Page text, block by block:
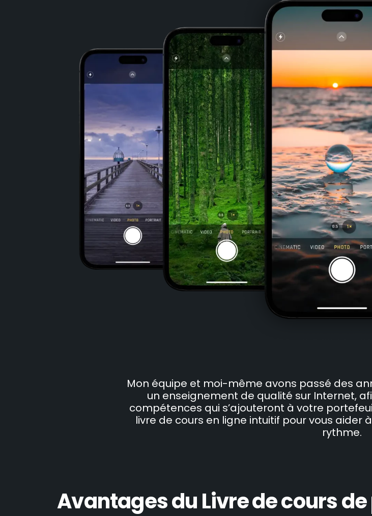
Mon équipe et moi-même avons passé des
un enseignement de qualité sur Internet,
compétences qui s’ajouteront à votre
livre de cours en ligne intuitif pour vous aider
rythme.
Avantages du Livrede cours